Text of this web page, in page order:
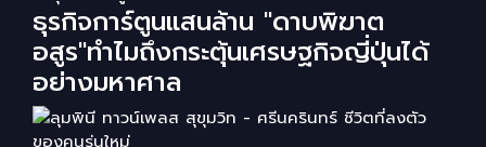
ธุรกิจการ์ตูนแสนล้าน "ดาบพิฆาต
อสูร"ทำไมถึงกระตุ้นเศรษฐกิจญี่ปุ่นได้
อย่างมหาศาล